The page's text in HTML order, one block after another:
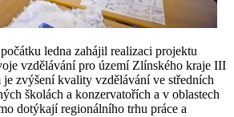
ledna zahájil realizaci projektu
vzdělávání pro území Zlínského kraje III
zvýšení kvality vzdělávání ve středních
školách a konzervatořích a v oblastech
dotýkají regionálního trhu práce a